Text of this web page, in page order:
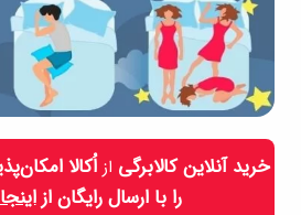
خرید آنلاین کالابرگی از اُکالا
را با ارسال رایگان ازاینجا